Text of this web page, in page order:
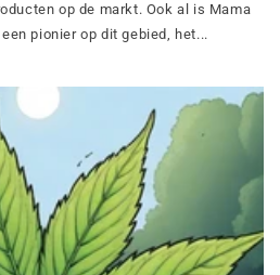
op de markt. Ook al is Mama
pionier op dit gebied, het...